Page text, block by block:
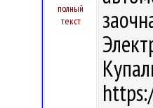
полный
текст